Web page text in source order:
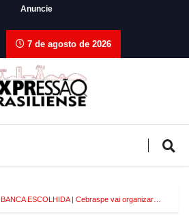
Anuncie
7 de agosto de 2026
BANCA ESCOLHIDA | Cebraspe vai organizar…